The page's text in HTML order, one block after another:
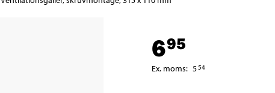
695
Ex. moms: 554